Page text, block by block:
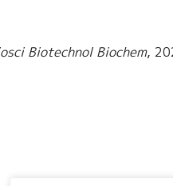
Biotechnol Biochem,